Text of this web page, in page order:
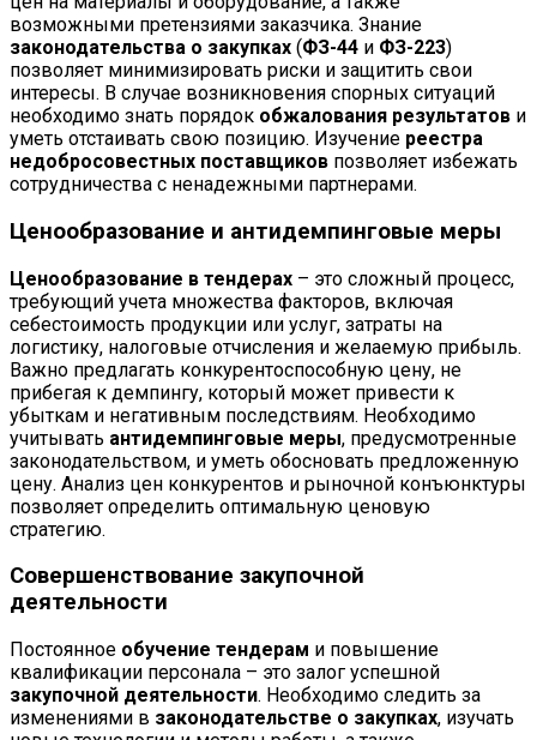
возможными претензиями заказчика. Знание
законодательства о закупках (ФЗ-44 и ФЗ-223)
позволяет минимизировать риски и защитить свои
интересы. В случае возникновения спорных ситуаций
необходимо знать порядок обжалования результатов и
уметь отстаивать свою позицию. Изучение реестра
недобросовестных поставщиков позволяет избежать
сотрудничества с ненадежными партнерами.
Ценообразование и антидемпинговые меры
Ценообразование в тендерах – это сложный процесс,
требующий учета множества факторов, включая
себестоимость продукции или услуг, затраты на
логистику, налоговые отчисления и желаемую прибыль.
Важно предлагать конкурентоспособную цену, не
прибегая к демпингу, который может привести к
убыткам и негативным последствиям. Необходимо
учитывать антидемпинговые меры, предусмотренные
законодательством, и уметь обосновать предложенную
цену. Анализ цен конкурентов и рыночной конъюнктуры
позволяет определить оптимальную ценовую
стратегию.
Совершенствование закупочной
деятельности
Постоянное обучение тендерам и повышение
квалификации персонала – это залог успешной
закупочной деятельности. Необходимо следить за
изменениями в законодательстве о закупках, изучать